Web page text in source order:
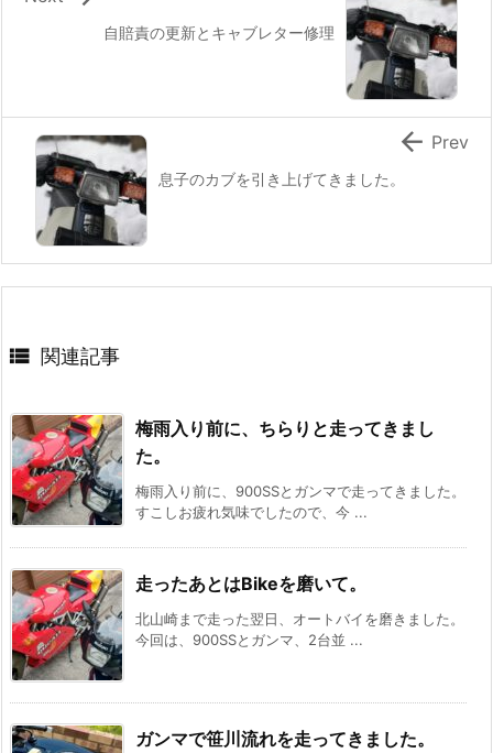
自賠責の更新とキャブレター修理
息子のカブを引き上げてきました。
 Prev
 関連記事
梅雨入り前に、ちらりと走ってきまし
た。
梅雨入り前に、900SSとガンマで走ってきました。
すこしお疲れ気味でしたので、今 ...
走ったあとはBikeを磨いて。
北山崎まで走った翌日、オートバイを磨きました。
今回は、900SSとガンマ、2台並 ...
ガンマで笹川流れを走ってきました。